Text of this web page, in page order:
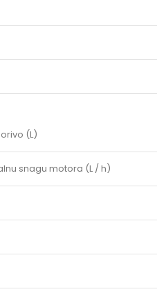
(L)
snagu motora (L / h)